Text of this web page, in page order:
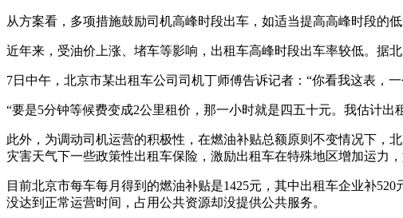
从方案看，多项措施鼓励司机高峰时段出车，如适当提高高峰时段的
近年来，受油价上涨、堵车等影响，出租车高峰时段出车率较低。据
7日中午，北京市某出租车公司司机丁师傅告诉记者：“你看我这表，
“要是5分钟等候费变成2公里租价，那一小时就是四五十元。我估计
此外，为调动司机运营的积极性，在燃油补贴总额原则不变情况下，
灾害天气下一些政策性出租车保险，激励出租车在特殊地区增加运力
目前北京市每车每月得到的燃油补贴是1425元，其中出租车企业补
没达到正常运营时间，占用公共资源却没提供公共服务。